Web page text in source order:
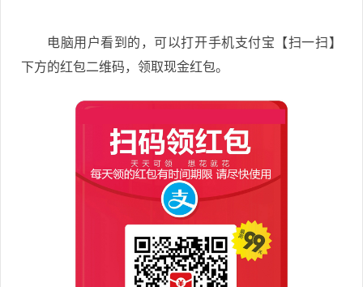
电脑用户看到的，可以打开手机支付宝【扫一扫】
下方的红包二维码，领取现金红包。